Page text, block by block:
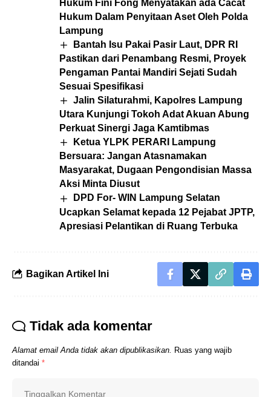
Hukum Fini Fong Menyatakan ada Cacat
Hukum Dalam Penyitaan Aset Oleh Polda
Lampung
Bantah Isu Pakai Pasir Laut, DPR RI
Pastikan dari Penambang Resmi, Proyek
Pengaman Pantai Mandiri Sejati Sudah
Sesuai Spesifikasi
Jalin Silaturahmi, Kapolres Lampung
Utara Kunjungi Tokoh Adat Akuan Abung
Perkuat Sinergi Jaga Kamtibmas
Ketua YLPK PERARI Lampung
Bersuara: Jangan Atasnamakan
Masyarakat, Dugaan Pengondisian Massa
Aksi Minta Diusut
DPD For- WIN Lampung Selatan
Ucapkan Selamat kepada 12 Pejabat JPTP,
Apresiasi Pelantikan di Ruang Terbuka
Bagikan Artikel Ini
Tidak ada komentar
Alamat email Anda tidak akan dipublikasikan. Ruas yang wajib
ditandai *